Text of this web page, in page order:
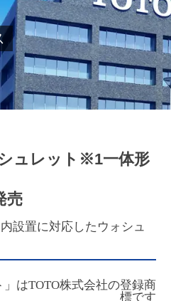
ュレット※1一体形
売
設置に対応したウォシュ
はTOTO株式会社の登録商
標です